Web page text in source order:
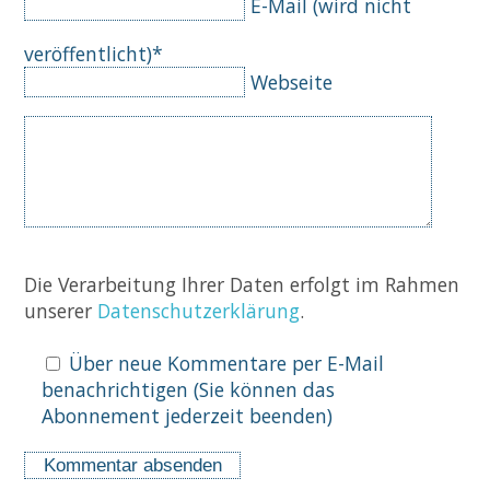
E-Mail (wird nicht
veröffentlicht)*
Webseite
Die Verarbeitung Ihrer Daten erfolgt im Rahmen
unserer Datenschutzerklärung.
Über neue Kommentare per E-Mail
benachrichtigen (Sie können das
Abonnement jederzeit beenden)